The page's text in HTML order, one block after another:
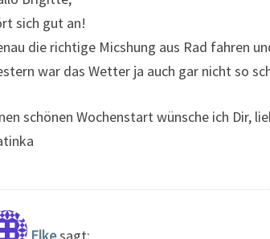
sich gut an!
die richtige Micshung aus Rad fahren
war das Wetter ja auch gar nicht so
schönen Wochenstart wünsche ich Dir,